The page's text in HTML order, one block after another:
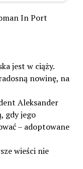
In Port
jest w ciąży.
nowinę, na
Aleksander
gdy jego
– adoptowane
wieści nie